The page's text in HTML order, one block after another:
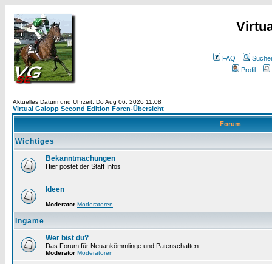
FAQ
Profil
Aktuelles Datum und Uhrzeit: Do Aug 06, 2026 11:08
Virtual Galopp Second Edition Foren-Übersicht
Forum
Wichtiges
Bekanntmachungen
Hier postet der Staff Infos
Ideen
Moderator Moderatoren
Ingame
Wer bist du?
Das Forum für Neuankömmlinge und Patenschaften
Moderator Moderatoren